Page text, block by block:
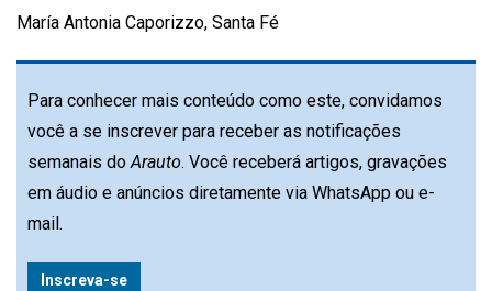
María Antonia Caporizzo, Santa Fé
Para conhecer mais conteúdo como este, convidamos
você a se inscrever para receber as notificações
semanais doArauto. Você receberá artigos, gravações
em áudio e anúncios diretamente via WhatsApp ou e-
mail.
Inscreva-se